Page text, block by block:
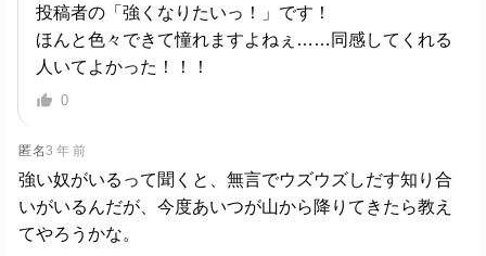
投稿者の「強くなりたいっ！」です！
ほんと色々できて憧れますよねぇ……同感してくれる
人いてよかった！！！
0
匿名3 年 前
強い奴がいるって聞くと、無言でウズウズしだす知り合
いがいるんだが、今度あいつが山から降りてきたら教え
てやろうかな。